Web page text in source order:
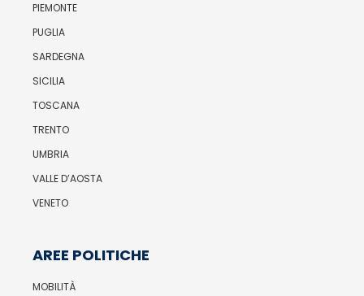
PIEMONTE
PUGLIA
SARDEGNA
SICILIA
TOSCANA
TRENTO
UMBRIA
VALLE D’AOSTA
VENETO
AREE POLITICHE
MOBILITÀ